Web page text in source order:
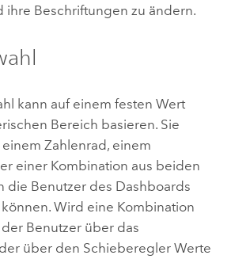
ihre Beschriftungen zu ändern.
kann auf einem festen Wert
Bereich basieren. Sie
Zahlenrad, einem
einer Kombination aus beiden
die Benutzer des Dashboards
Wird eine Kombination
Benutzer über das
über den Schieberegler Werte